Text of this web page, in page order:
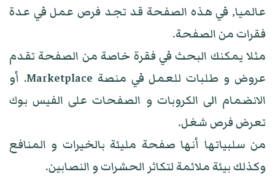
عالميا, في هذه الصفحة قد تجد فرص عمل في عدة
فقرات من الصفحة.
مثلا يمكنك البحث في فقرة خاصة من الصفحة تقدم
عروض و طلبات للعمل في منصة Marketplace. أو
الانضمام الى الكروبات و الصفحات على الفيس بوك
تعرض فرص شغل.
من سلبياتها أنها صفحة مليئة بالخيرات و المنافع
وكذلك بيئة ملائمة لتكاثر الحشرات و النصابين.